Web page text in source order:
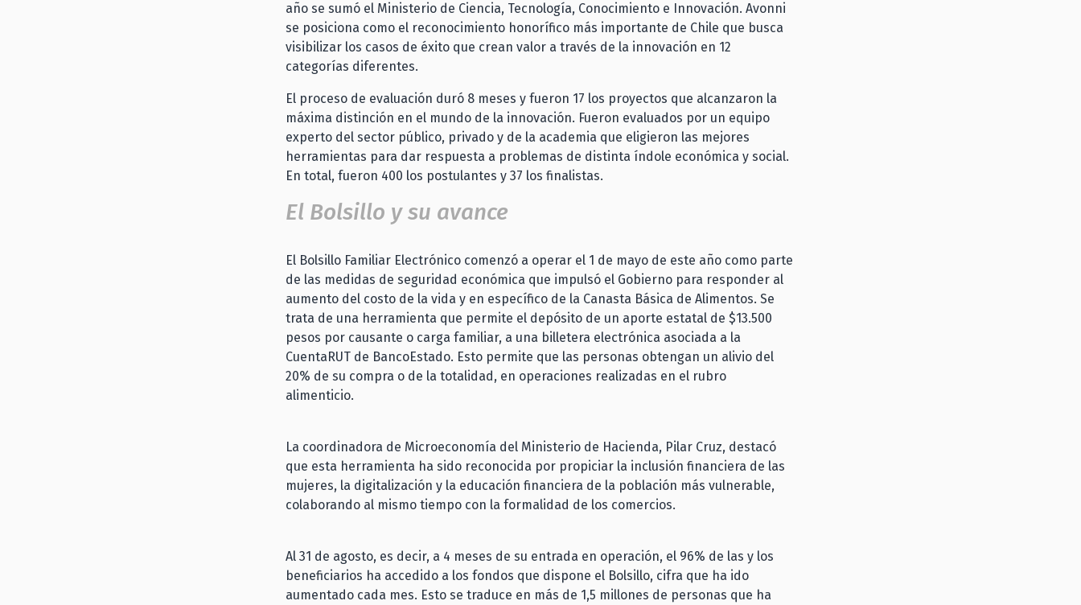
año se sumó el Ministerio de Ciencia, Tecnología, Conocimiento e Innovación. Avonni
se posiciona como el reconocimiento honorífico más importante de Chile que busca
visibilizar los casos de éxito que crean valor a través de la innovación en 12
categorías diferentes.
El proceso de evaluación duró 8 meses y fueron 17 los proyectos que alcanzaron la
máxima distinción en el mundo de la innovación. Fueron evaluados por un equipo
experto del sector público, privado y de la academia que eligieron las mejores
herramientas para dar respuesta a problemas de distinta índole económica y social.
En total, fueron 400 los postulantes y 37 los finalistas.
El Bolsillo y su avance
El Bolsillo Familiar Electrónico comenzó a operar el 1 de mayo de este año como parte
de las medidas de seguridad económica que impulsó el Gobierno para responder al
aumento del costo de la vida y en específico de la Canasta Básica de Alimentos. Se
trata de una herramienta que permite el depósito de un aporte estatal de $13.500
pesos por causante o carga familiar, a una billetera electrónica asociada a la
CuentaRUT de BancoEstado. Esto permite que las personas obtengan un alivio del
20% de su compra o de la totalidad, en operaciones realizadas en el rubro
alimenticio.
La coordinadora de Microeconomía del Ministerio de Hacienda, Pilar Cruz, destacó
que esta herramienta ha sido reconocida por propiciar la inclusión financiera de las
mujeres, la digitalización y la educación financiera de la población más vulnerable,
colaborando al mismo tiempo con la formalidad de los comercios.
Al 31 de agosto, es decir, a 4 meses de su entrada en operación, el 96% de las y los
beneficiarios ha accedido a los fondos que dispone el Bolsillo, cifra que ha ido
aumentado cada mes. Esto se traduce en más de 1,5 millones de personas que ha